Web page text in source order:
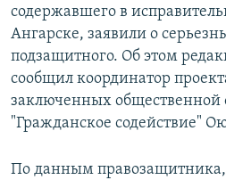
содержавшего в
Ангарске, заявили о
подзащитного. Об этом
сообщил координатор
заключенных общественной
"Гражданское содействие"
По данным правозащитника,